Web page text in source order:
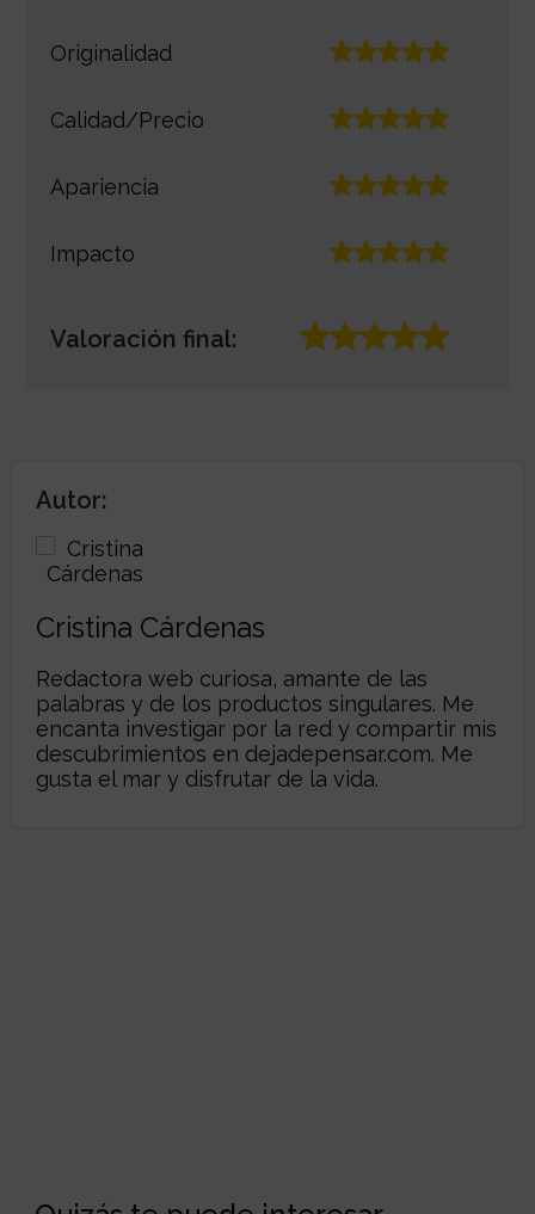
Originalidad
Calidad/Precio
Apariencia
Impacto
Valoración final:
Autor:
Cristina Cárdenas
Redactora web curiosa, amante de las
palabras y de los productos singulares. Me
encanta investigar por la red y compartir mis
descubrimientos en dejadepensar.com. Me
gusta el mar y disfrutar de la vida.